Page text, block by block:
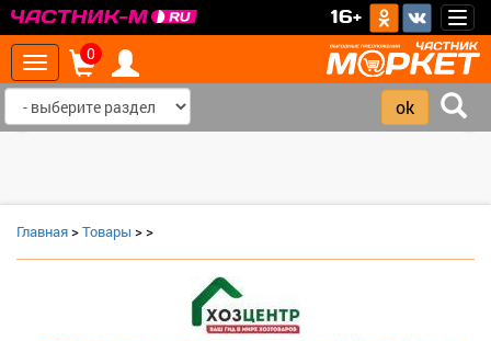
16+
Toggle
navigation
0
Главная>Товары >>
‹ ›